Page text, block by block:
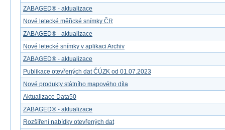
ZABAGED® - aktualizace
Nové letecké měřické snímky ČR
ZABAGED® - aktualizace
Nové letecké snímky v aplikaci Archiv
ZABAGED® - aktualizace
Publikace otevřených dat ČÚZK od 01.07.2023
Nové produkty státního mapového díla
Aktualizace Data50
ZABAGED® - aktualizace
Rozšíření nabídky otevřených dat